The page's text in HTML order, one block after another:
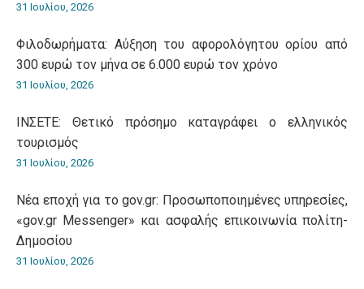
31 Ιουλίου, 2026
Φιλοδωρήματα: Αύξηση του αφορολόγητου ορίου από
300 ευρώ τον μήνα σε 6.000 ευρώ τον χρόνο
31 Ιουλίου, 2026
ΙΝΣΕΤΕ: Θετικό πρόσημο καταγράφει ο ελληνικός
τουρισμός
31 Ιουλίου, 2026
Νέα εποχή για το gov.gr: Προσωποποιημένες υπηρεσίες,
«gov.gr Messenger» και ασφαλής επικοινωνία πολίτη-
Δημοσίου
31 Ιουλίου, 2026